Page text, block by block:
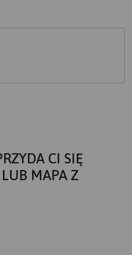
przez Grzybów, Wielką
zaplanowano zakończenie
CI SIĘ
MAPA Z